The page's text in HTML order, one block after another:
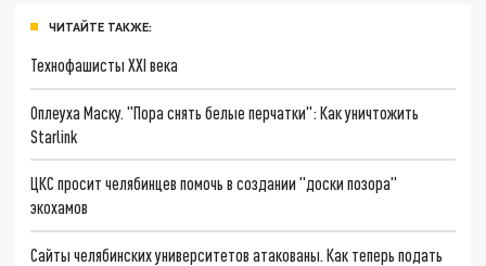
ЧИТАЙТЕ ТАКЖЕ:
Технофашисты XXI века
Оплеуха Маску. "Пора снять белые перчатки": Как уничтожить
Starlink
ЦКС просит челябинцев помочь в создании "доски позора"
экохамов
Сайты челябинских университетов атакованы. Как теперь подать